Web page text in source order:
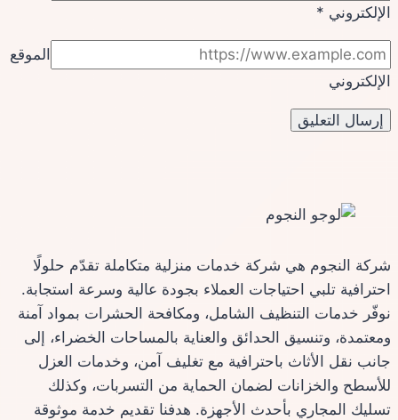
الإلكتروني *
الموقع
الإلكتروني
شركة النجوم هي شركة خدمات منزلية متكاملة تقدّم حلولًا
احترافية تلبي احتياجات العملاء بجودة عالية وسرعة استجابة.
نوفّر خدمات التنظيف الشامل، ومكافحة الحشرات بمواد آمنة
ومعتمدة، وتنسيق الحدائق والعناية بالمساحات الخضراء، إلى
جانب نقل الأثاث باحترافية مع تغليف آمن، وخدمات العزل
للأسطح والخزانات لضمان الحماية من التسربات، وكذلك
تسليك المجاري بأحدث الأجهزة. هدفنا تقديم خدمة موثوقة